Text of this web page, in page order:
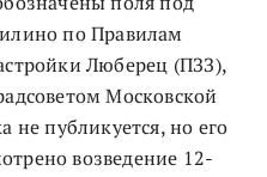
по Правилам
Люберец (ПЗЗ),
Московской
не публикуется, но его
возведение 12-